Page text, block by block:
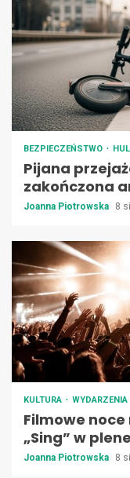
BEZPIECZEŃSTWO
Pijana
zakończona
Joanna Piotrowska 8
KULTURA WYDARZENIA
Filmowe
„Sing” w
Joanna Piotrowska 8